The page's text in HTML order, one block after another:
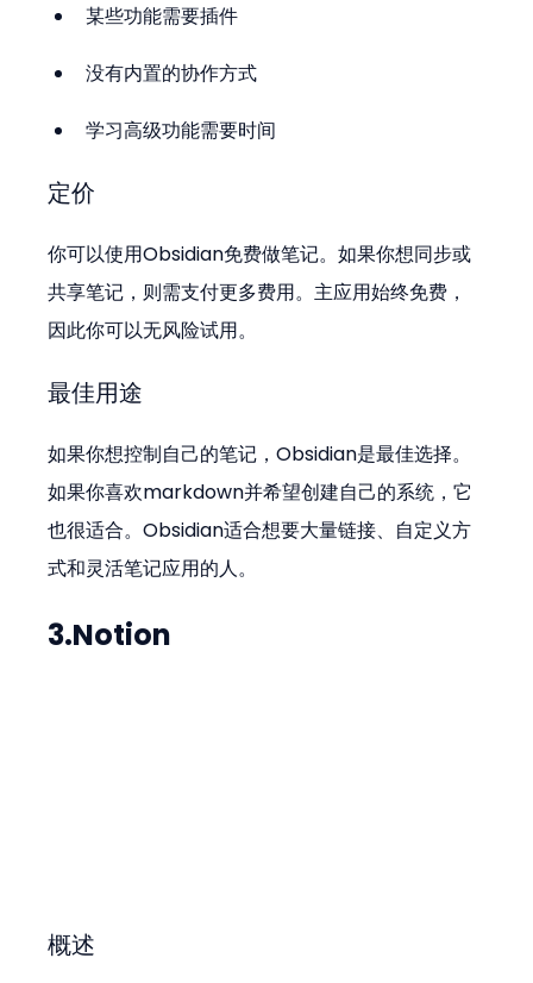
某些功能需要插件
没有内置的协作方式
学习高级功能需要时间
定价
你可以使用Obsidian免费做笔记。如果你想同步或
共享笔记，则需支付更多费用。主应用始终免费，
因此你可以无风险试用。
最佳用途
如果你想控制自己的笔记，Obsidian是最佳选择。
如果你喜欢markdown并希望创建自己的系统，它
也很适合。Obsidian适合想要大量链接、自定义方
式和灵活笔记应用的人。
3.Notion
概述